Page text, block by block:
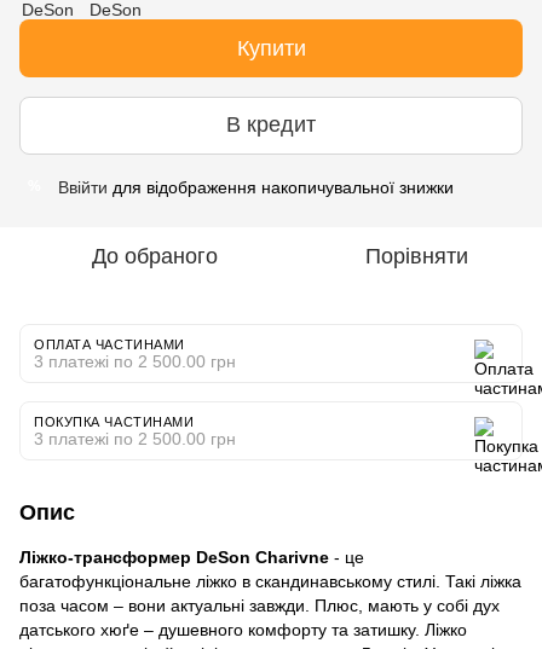
Купити
В кредит
Ввійти для відображення накопичувальної знижки
До обраного Порівняти
ОПЛАТА ЧАСТИНАМИ
3 платежі по 2 500.00 грн
ПОКУПКА ЧАСТИНАМИ
3 платежі по 2 500.00 грн
Опис
Ліжко-трансформер DeSon Charivne - це
багатофункціональне ліжко в скандинавському стилі. Такі ліжка
поза часом – вони актуальні завжди. Плюс, мають у собі дух
датського хюґе – душевного комфорту та затишку. Ліжко